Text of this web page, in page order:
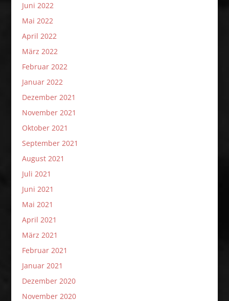
Juni 2022
Mai 2022
April 2022
März 2022
Februar 2022
Januar 2022
Dezember 2021
November 2021
Oktober 2021
September 2021
August 2021
Juli 2021
Juni 2021
Mai 2021
April 2021
März 2021
Februar 2021
Januar 2021
Dezember 2020
November 2020